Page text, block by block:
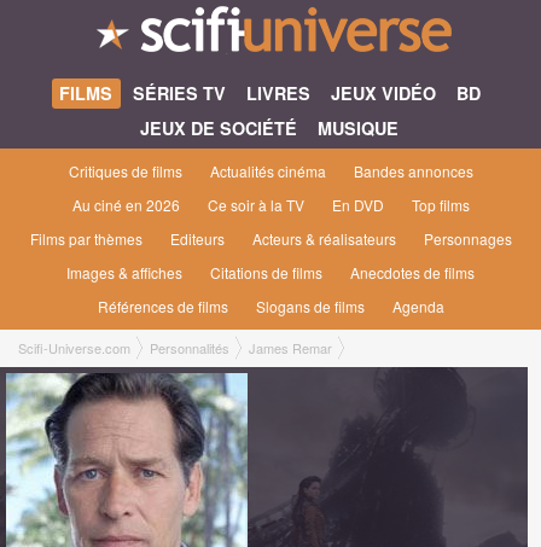
FILMS SÉRIES TV LIVRES JEUX VIDÉO
BD
JEUX DE SOCIÉTÉ
MUSIQUE
Critiques de films Actualités cinéma
Bandes annonces
Au ciné en 2026
Ce soir à la TV En DVD
Top films
Films par thèmes
Editeurs Acteurs & réalisateurs
Personnages
Images & affiches
Citations de films
Anecdotes de films
Références de films
Slogans de films Agenda
Scifi-Universe.com Personnalités James Remar